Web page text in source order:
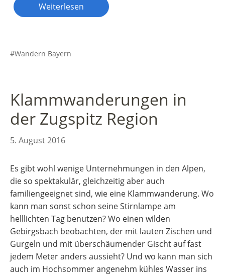
Weiterlesen
Wandern Bayern
Klammwanderungen in
der Zugspitz Region
5. August 2016
Es gibt wohl wenige Unternehmungen in den Alpen,
die so spektakulär, gleichzeitig aber auch
familiengeeignet sind, wie eine Klammwanderung. Wo
kann man sonst schon seine Stirnlampe am
helllichten Tag benutzen? Wo einen wilden
Gebirgsbach beobachten, der mit lauten Zischen und
Gurgeln und mit überschäumender Gischt auf fast
jedem Meter anders aussieht? Und wo kann man sich
auch im Hochsommer angenehm kühles Wasser ins